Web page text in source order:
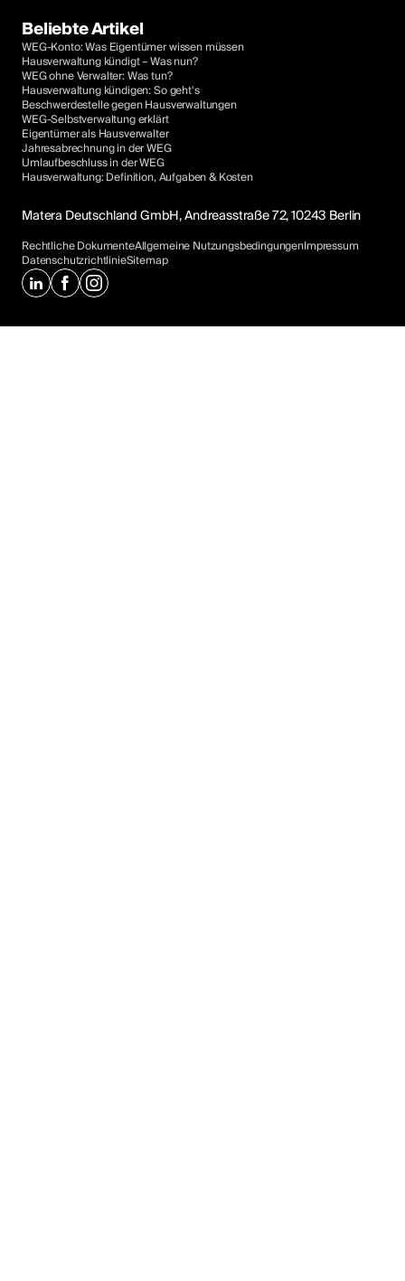
Beliebte Artikel
WEG-Konto: Was Eigentümer wissen müssen
Hausverwaltung kündigt – Was nun?
WEG ohne Verwalter: Was tun?
Hausverwaltung kündigen: So geht's
Beschwerdestelle gegen Hausverwaltungen
WEG-Selbstverwaltung erklärt
Eigentümer als Hausverwalter
Jahresabrechnung in der WEG
Umlaufbeschluss in der WEG
Hausverwaltung: Definition, Aufgaben & Kosten
Matera Deutschland GmbH, Andreasstraße 72, 10243 Berlin
Rechtliche DokumenteAllgemeine NutzungsbedingungenImpressum
DatenschutzrichtlinieSitemap